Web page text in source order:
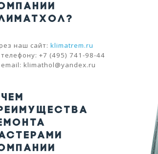
наш сайт: klimatrem.ru
+7 (495) 741-98-44
klimathol@yandex.ru